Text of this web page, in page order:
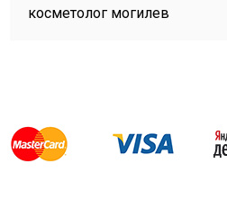
косметолог могилев